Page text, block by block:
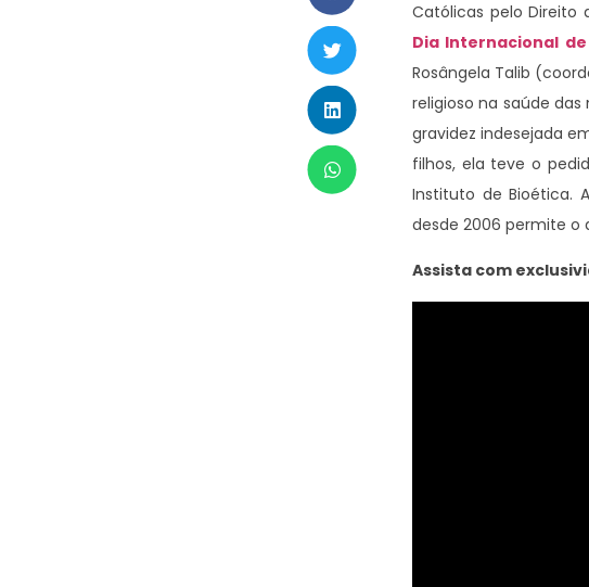
Católicas pelo
Dia Internacional
Rosângela Talib
religioso na saúde
gravidez indesejada
filhos, ela teve o
Instituto de Bioética.
desde 2006 permite o
Assista com